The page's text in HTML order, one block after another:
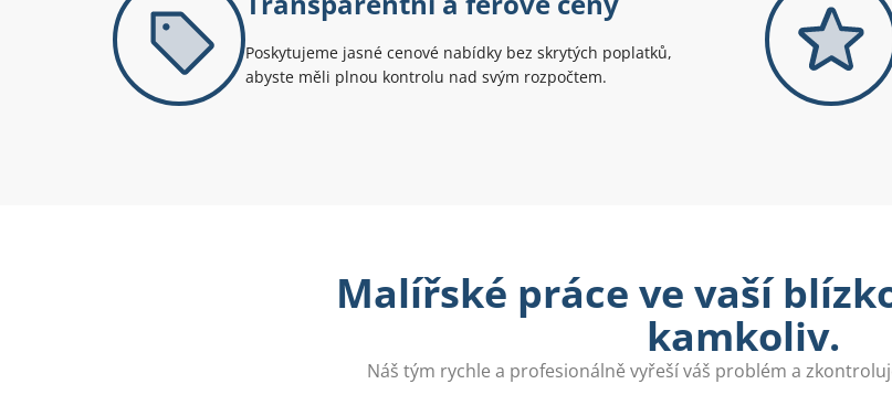
Poskytujeme jasné cenové nabídky bez skrytých poplatků,
abyste měli plnou kontrolu nad svým rozpočtem.
Malířské práce ve vaší
kamkoliv.
Náš tým rychle a profesionálně vyřeší váš problém a